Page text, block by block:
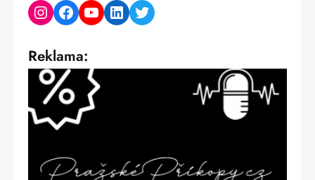
Instagram Facebook YouTube LinkedIn Twitter
Reklama: